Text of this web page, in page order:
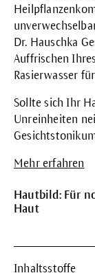
Dr. Hauschka
Auffrischen
Rasierwasser
Sollte sich Ihr
Unreinheiten
Mehr erfahren
Hautbild: Für
Haut
Inhaltsstoffe